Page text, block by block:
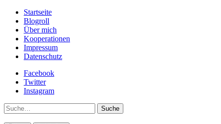
Startseite
Blogroll
Über mich
Kooperationen
Impressum
Datenschutz
Facebook
Twitter
Instagram
Suche